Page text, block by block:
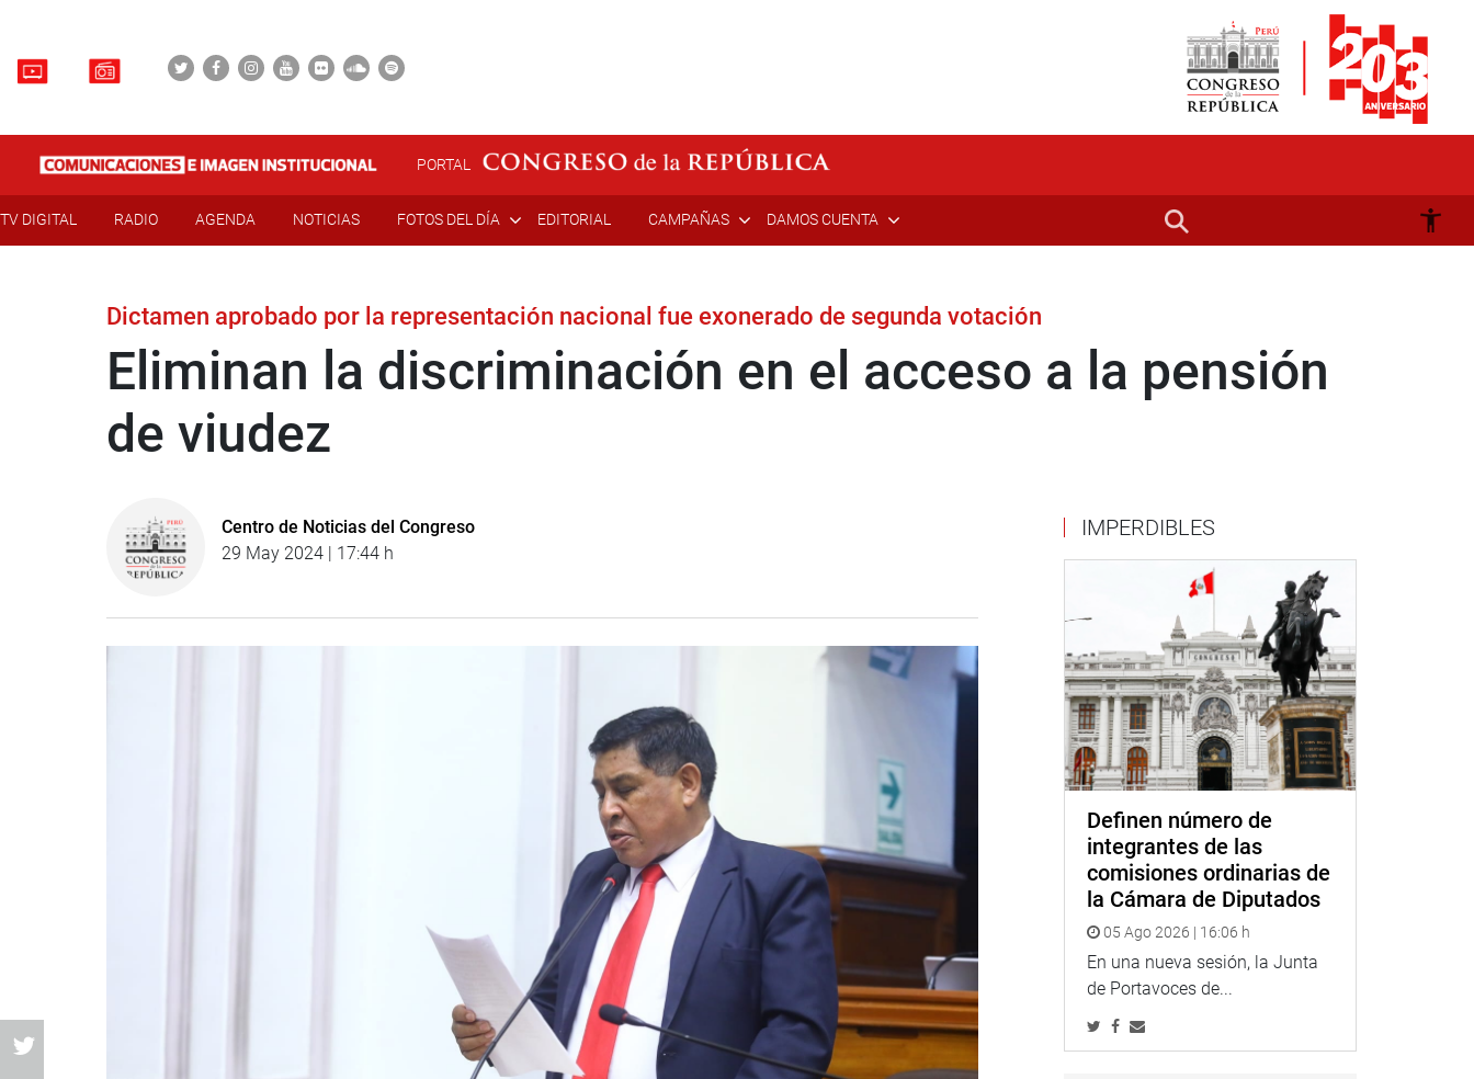
PORTAL
TV DIGITAL RADIO AGENDA NOTICIAS FOTOS DEL DÍA EDITORIAL CAMPAÑAS DAMOS CUENTA
Dictamen aprobado por la representación nacional fue exonerado de segunda votación
Eliminan la discriminación en el acceso a la pensión
de viudez
Centro de Noticias del Congreso
29 May 2024 | 17:44 h
IMPERDIBLES
Definen número de
integrantes de las
comisiones ordinarias de
la Cámara de Diputados
05 Ago 2026 | 16:06 h
En una nueva sesión, la Junta
de Portavoces de...